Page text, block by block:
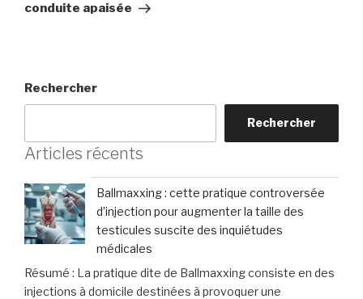
conduite apaisée
Rechercher
Rechercher
Articles récents
Ballmaxxing : cette pratique controversée
d’injection pour augmenter la taille des
testicules suscite des inquiétudes
médicales
Résumé : La pratique dite de Ballmaxxing consiste en des
injections à domicile destinées à provoquer une